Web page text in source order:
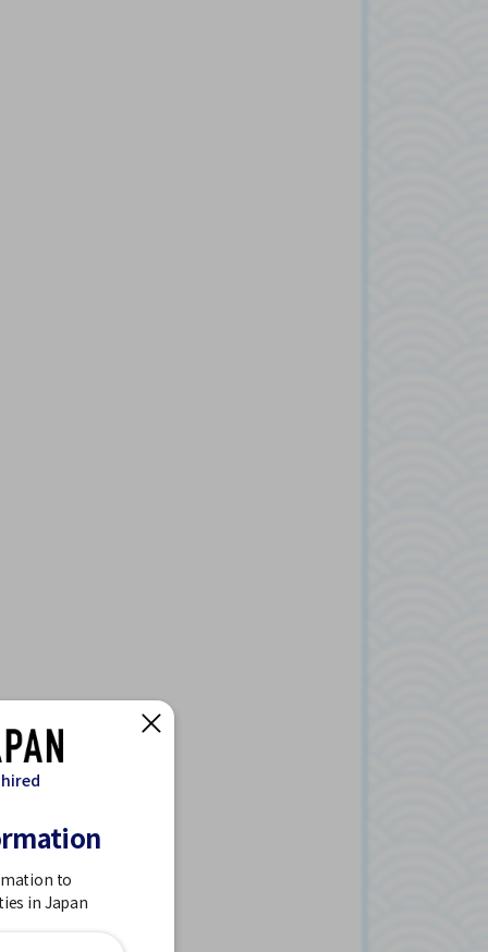
to
in Japan